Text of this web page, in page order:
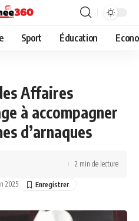
Sport Éducation
Affaires
à accompagner
d’arnaques
2025
2 min de lecture